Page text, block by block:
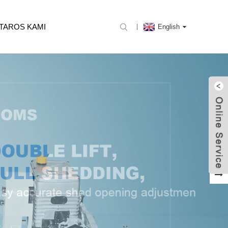
KAMI English